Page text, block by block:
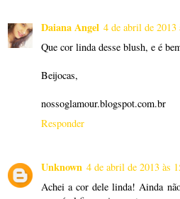
Daiana Angel 4 de abril de 2013
Que cor linda desse blush, e é
Beijocas,
nossoglamour.blogspot.com.br
Responder
Unknown 4 de abril de 2013 às
Achei a cor dele linda! Ainda